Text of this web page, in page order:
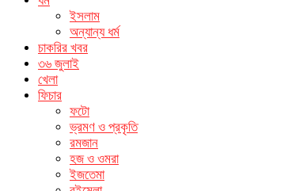
ইসলাম
অন্যান্য ধর্ম
চাকরির খবর
৩৬ জুলাই
খেলা
ফিচার
ফটো
ভ্রমণ ও প্রকৃতি
রমজান
হজ ও ওমরা
ইজতেমা